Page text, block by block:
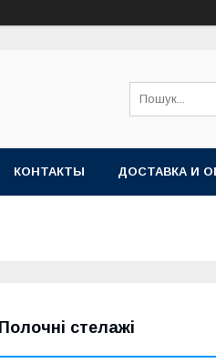
КОНТАКТЫ ДОСТАВКА И
Полочні стелажі